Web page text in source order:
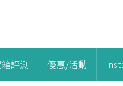
評測 優惠/活動